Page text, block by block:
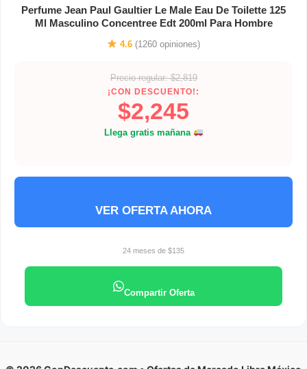
Perfume Jean Paul Gaultier Le Male Eau De Toilette 125
Ml Masculino Concentree Edt 200ml Para Hombre
4.6 (1260 opiniones)
Precio regular: $2,819
¡CON DESCUENTO!:
$2,245
Llega gratis mañana
VER OFERTA AHORA
24 meses de $135
Compartir Oferta